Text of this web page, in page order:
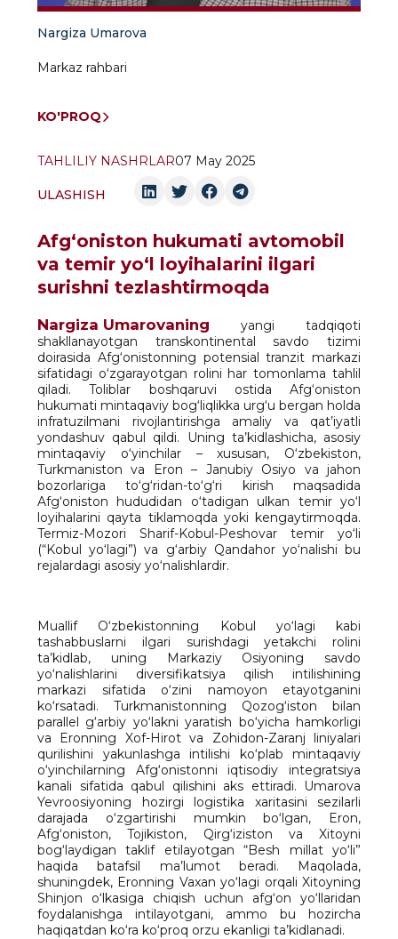
Nargiza Umarova
Markaz rahbari
KO'PROQ
TAHLILIY NASHRLAR07 May 2025
ULASHISH
Afg‘oniston hukumati avtomobil
va temir yo‘l loyihalarini ilgari
surishni tezlashtirmoqda
Nargiza Umarovaning yangi tadqiqoti
shakllanayotgan transkontinental savdo tizimi
doirasida Afg‘onistonning potensial tranzit markazi
sifatidagi o‘zgarayotgan rolini har tomonlama tahlil
qiladi. Toliblar boshqaruvi ostida Afg‘oniston
hukumati mintaqaviy bog‘liqlikka urg‘u bergan holda
infratuzilmani rivojlantirishga amaliy va qat’iyatli
yondashuv qabul qildi. Uning ta’kidlashicha, asosiy
mintaqaviy o‘yinchilar – xususan, O‘zbekiston,
Turkmaniston va Eron – Janubiy Osiyo va jahon
bozorlariga to‘g‘ridan-to‘g‘ri kirish maqsadida
Afg‘oniston hududidan o‘tadigan ulkan temir yo‘l
loyihalarini qayta tiklamoqda yoki kengaytirmoqda.
Termiz-Mozori Sharif-Kobul-Peshovar temir yo‘li
(“Kobul yo‘lagi”) va g‘arbiy Qandahor yo‘nalishi bu
rejalardagi asosiy yo‘nalishlardir.
Muallif O‘zbekistonning Kobul yo‘lagi kabi
tashabbuslarni ilgari surishdagi yetakchi rolini
ta’kidlab, uning Markaziy Osiyoning savdo
yo‘nalishlarini diversifikatsiya qilish intilishining
markazi sifatida o‘zini namoyon etayotganini
ko‘rsatadi. Turkmanistonning Qozog‘iston bilan
parallel g‘arbiy yo‘lakni yaratish bo‘yicha hamkorligi
va Eronning Xof-Hirot va Zohidon-Zaranj liniyalari
qurilishini yakunlashga intilishi ko‘plab mintaqaviy
o‘yinchilarning Afg‘onistonni iqtisodiy integratsiya
kanali sifatida qabul qilishini aks ettiradi. Umarova
Yevroosiyoning hozirgi logistika xaritasini sezilarli
darajada o‘zgartirishi mumkin bo‘lgan, Eron,
Afg‘oniston, Tojikiston, Qirg‘iziston va Xitoyni
bog‘laydigan taklif etilayotgan “Besh millat yo‘li”
haqida batafsil ma’lumot beradi. Maqolada,
shuningdek, Eronning Vaxan yo‘lagi orqali Xitoyning
Shinjon o‘lkasiga chiqish uchun afg‘on yo‘llaridan
foydalanishga intilayotgani, ammo bu hozircha
haqiqatdan ko‘ra ko‘proq orzu ekanligi ta’kidlanadi.